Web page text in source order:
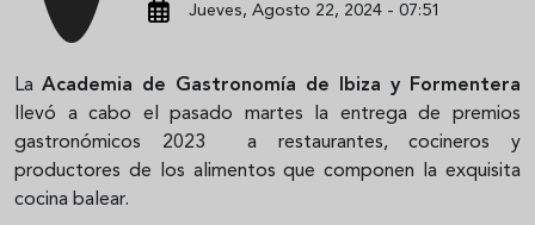
Jueves, Agosto 22, 2024 - 07:51
La Academia de Gastronomía de Ibiza y Formentera
llevó a cabo el pasado martes la entrega de premios
gastronómicos 2023 a restaurantes, cocineros y
productores de los alimentos que componen la exquisita
cocina balear.